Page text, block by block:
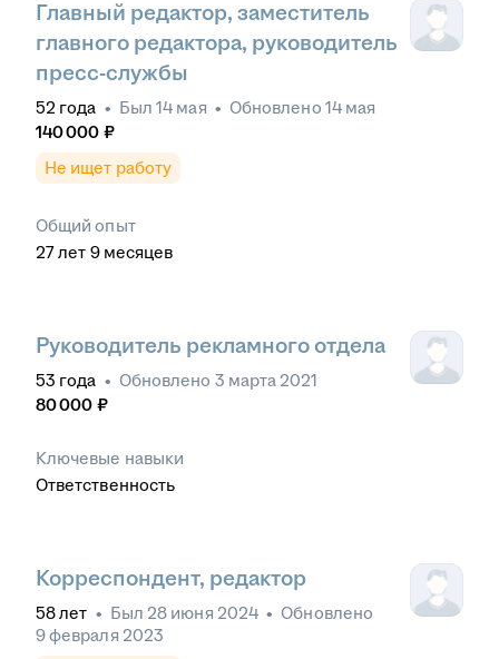
Главный редактор, заместитель
главного редактора, руководитель
пресс-службы
52 года • Был 14 мая • Обновлено 14 мая
140 000 ₽
Не ищет работу
Общий опыт
27лет 9 месяцев
Руководитель рекламного отдела
53 года • Обновлено 3 марта 2021
80 000 ₽
Ключевые навыки
Ответственность
Корреспондент, редактор
58лет • Был 28 июня 2024 • Обновлено
9 февраля 2023